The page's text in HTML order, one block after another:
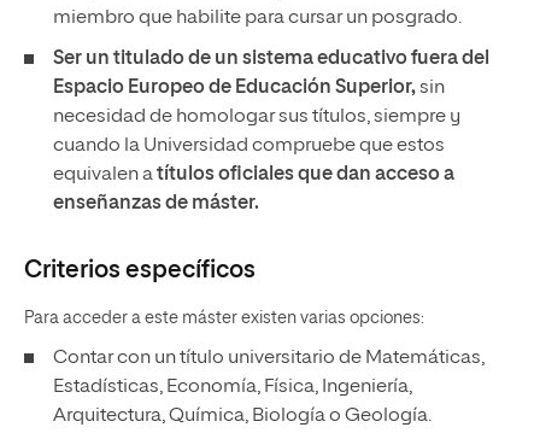
miembro que habilite para cursar un posgrado.
Ser un titulado de un sistema educativo fuera del
Espacio Europeo de Educación Superior,sin
necesidad de homologar sus títulos, siempre y
cuando la Universidad compruebe que estos
equivalen atítulos oficiales que dan acceso a
enseñanzas de máster.
Criterios específicos
Para acceder a este máster existen varias opciones:
Contar con un título universitario de Matemáticas,
Estadísticas, Economía, Física, Ingeniería,
Arquitectura, Química, Biología o Geología.